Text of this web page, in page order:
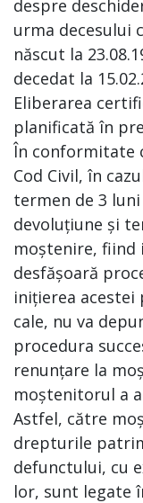
despre
urma decesului
născut la
decedat la
Eliberarea
planificată în
În conformitate
Cod Civil, în
termen de 3
devoluțiune și
moștenire,
desfășoară
inițierea
cale, nu va
procedura
renunțare la
moștenitorul a
Astfel, către
drepturile
defunctului, cu
lor, sunt legate